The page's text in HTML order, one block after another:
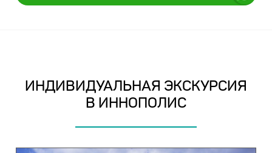
ИНДИВИДУАЛЬНАЯ ЭКСКУРСИЯ
В ИННОПОЛИС